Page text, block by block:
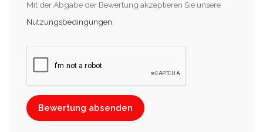
Mit der Abgabe der Bewertung akzeptieren Sie unsere
Nutzungsbedingungen